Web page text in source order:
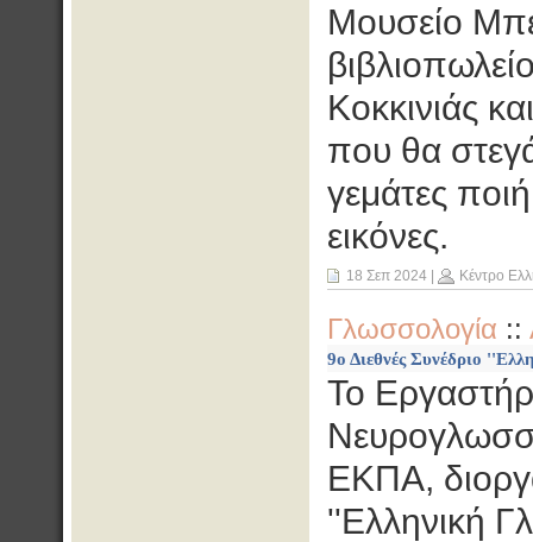
Μουσείο
Κοκκινιάς
που θα
γεμάτες
εικόνες.
18 Σεπ 2024 Κέντρο
Γλωσσολογία ::
9ο Διεθνές Συνέδριο
Το
ΕΚΠΑ,
''Ελληνική